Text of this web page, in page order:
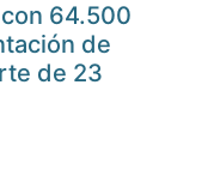
64.500
de
de 23